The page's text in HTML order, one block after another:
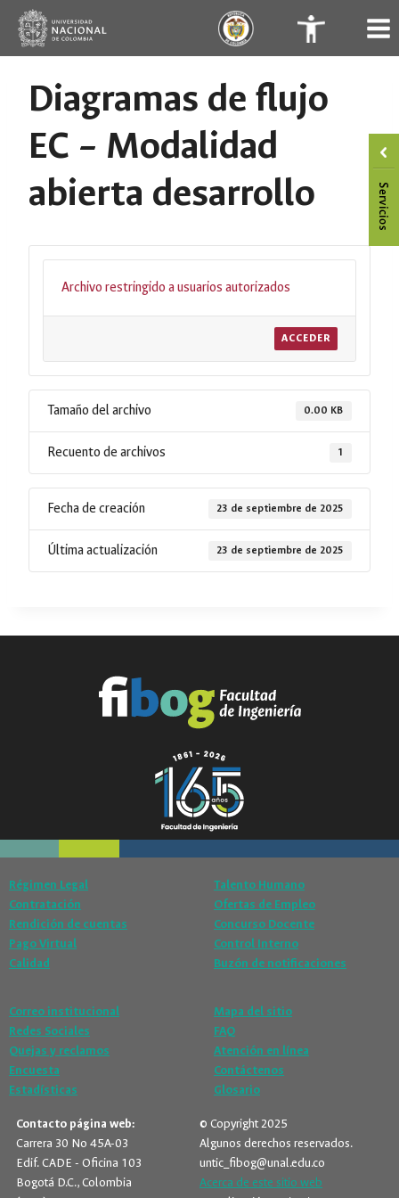
Saltar
contenido
. .
Diagramas de flujo
EC – Modalidad
abierta desarrollo
Archivo restringido a usuarios autorizados
ACCEDER
Tamaño del archivo 0.00 KB
Recuento de archivos 1
Fecha de creación 23 de septiembre de 2025
Última actualización 23 de septiembre de 2025
Régimen Legal
Contratación
Rendición de cuentas
Pago Virtual
Calidad
Talento Humano
Ofertas de Empleo
Concurso Docente
Control Interno
Buzón de notificaciones
Correo institucional
Redes Sociales
Quejas y reclamos
Encuesta
Estadísticas
Mapa del sitio
FAQ
Atención en línea
Contáctenos
Glosario
Contacto página web:
Carrera 30 No 45A-03
Edif. CADE - Oficina 103
Bogotá D.C., Colombia
© Copyright 2025
Algunos derechos reservados.
untic_fibog@unal.edu.co
Acerca de este sitio web